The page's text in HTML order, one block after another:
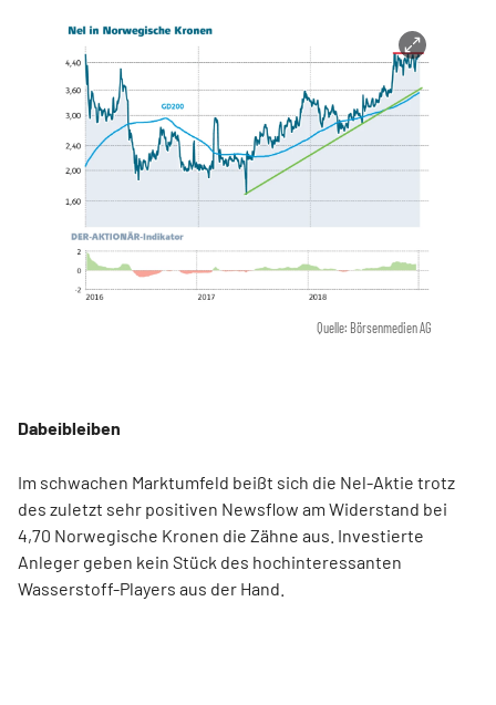
Quelle: Börsenmedien AG
Dabeibleiben
Im schwachen Marktumfeld beißt sich die Nel-Aktie trotz
des zuletzt sehr positiven Newsflow am Widerstand bei
4,70 Norwegische Kronen die Zähne aus. Investierte
Anleger geben kein Stück des hochinteressanten
Wasserstoff-Players aus der Hand.